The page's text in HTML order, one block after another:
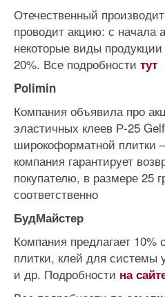
Отечественный
проводит акцию: с начала
некоторые виды
20%. Все подробности тут
Polimin
Компания объявила про
эластичных клеев Р-25
широкоформатной плитки
компания гарантирует
покупателю, в размере 25
соответственно
БудМайстер
Компания предлагает 10%
плитки, клей для системы
и др. Подробности на